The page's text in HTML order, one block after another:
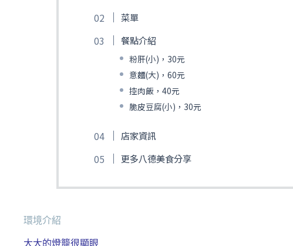
菜單
餐點介紹
粉肝(小)，30元
意麵(大)，60元
控肉飯，40元
脆皮豆腐(小)，30元
店家資訊
更多八德美食分享
環境介紹
大大的燈籠很顯眼